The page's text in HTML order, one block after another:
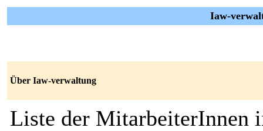
Iaw-
Über Iaw-verwaltung
Liste der MitarbeiterInnen